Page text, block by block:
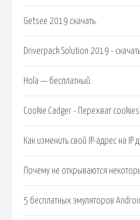
Getsee 2019 скачать.
Driverpack Solution 2019 -
Hola — бесплатный.
Cookie Cadger - Перехват cookies
Как изменить свой IP-адрес на IP
Почему не открываются
5 бесплатных эмуляторов